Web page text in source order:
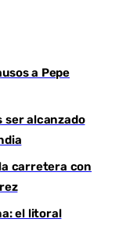
a Pepe
ser alcanzado
carretera con
el litoral